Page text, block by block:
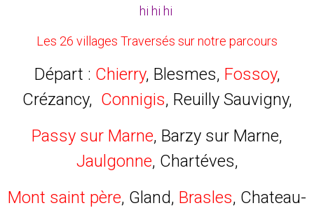
hi hi hi
Les 26 villages Traversés sur notre parcours
Départ : Chierry, Blesmes, Fossoy,
Crézancy, Connigis, Reuilly Sauvigny,
Passy sur Marne, Barzy sur Marne,
Jaulgonne, Chartéves,
Mont saint père, Gland, Brasles, Chateau-